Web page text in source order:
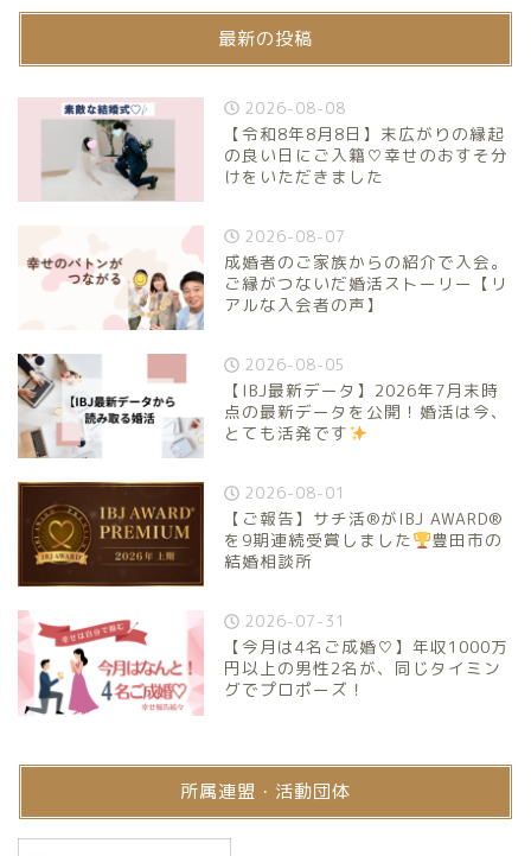
最新の投稿
2026-08-08
【令和8年8月8日】末広がりの縁起
の良い日にご入籍♡幸せのおすそ分
けをいただきました
2026-08-07
成婚者のご家族からの紹介で入会。
ご縁がつないだ婚活ストーリー【リ
アルな入会者の声】
2026-08-05
【IBJ最新データ】2026年7月末時
点の最新データを公開！婚活は今、
とても活発です
2026-08-01
【ご報告】サチ活®がIBJ AWARD®
を9期連続受賞しました
豊田市の
結婚相談所
2026-07-31
【今月は4名ご成婚♡】年収1000万
円以上の男性2名が、同じタイミン
グでプロポーズ！
所属連盟・活動団体